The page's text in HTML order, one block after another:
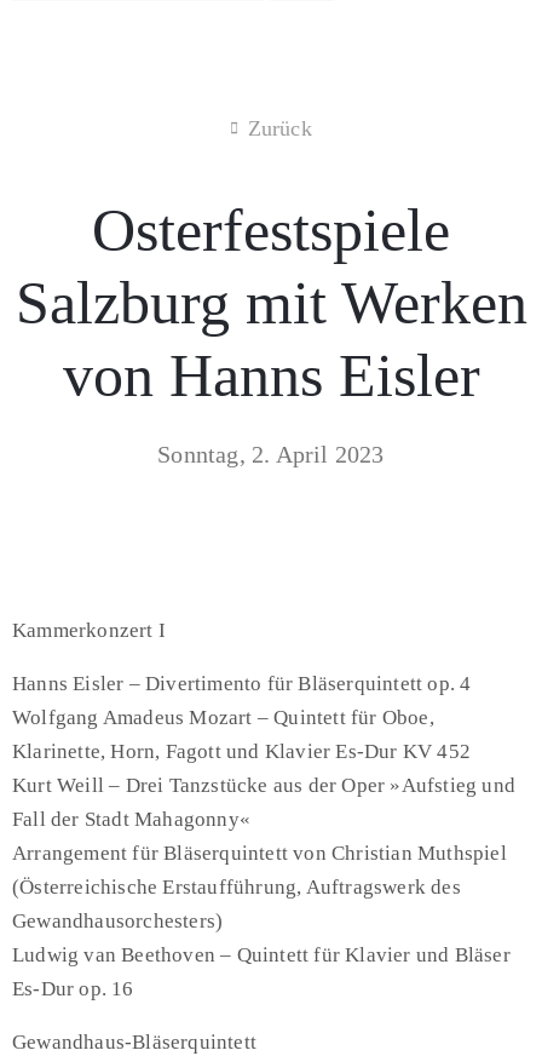
Zurück
Osterfestspiele
Salzburg mit Werken
von Hanns Eisler
Sonntag, 2. April 2023
Kammerkonzert I
Hanns Eisler – Divertimento für Bläserquintett op. 4
Wolfgang Amadeus Mozart – Quintett für Oboe,
Klarinette, Horn, Fagott und Klavier Es-Dur KV 452
Kurt Weill – Drei Tanzstücke aus der Oper »Aufstieg und
Fall der Stadt Mahagonny«
Arrangement für Bläserquintett von Christian Muthspiel
(Österreichische Erstaufführung, Auftragswerk des
Gewandhausorchesters)
Ludwig van Beethoven – Quintett für Klavier und Bläser
Es-Dur op. 16
Gewandhaus-Bläserquintett